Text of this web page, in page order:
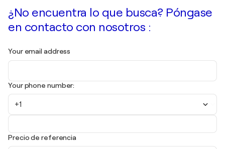
¿No encuentra lo que busca? Póngase
en contacto con nosotros :
Your email address
Your phone number:
+1
Precio de referencia